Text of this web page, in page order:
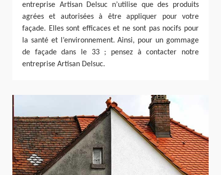
entreprise Artisan Delsuc n’utilise que des produits
agrées et autorisées à être appliquer pour votre
façade. Elles sont efficaces et ne sont pas nocifs pour
la santé et l’environnement. Ainsi, pour un gommage
de façade dans le 33 ; pensez à contacter notre
entreprise Artisan Delsuc.